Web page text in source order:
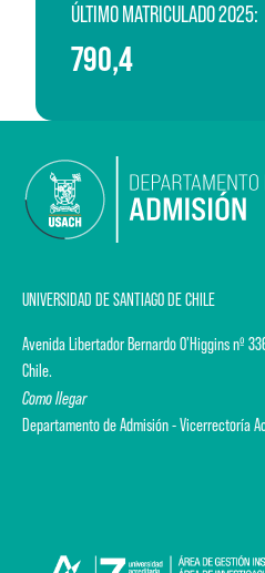
ÚLTIMO MATRICULADO 2025:
790,4
UNIVERSIDAD DE SANTIAGO DE CHILE
Avenida Libertador Bernardo O'Higgins nº
Chile.
Como llegar
Departamento de Admisión - Vicerrectoría